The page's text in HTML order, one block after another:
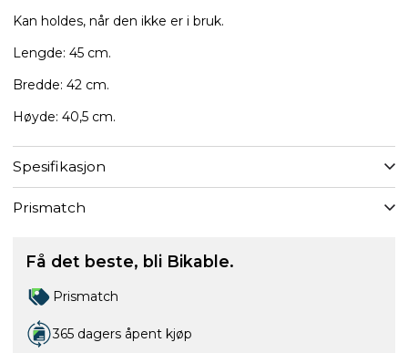
Kan holdes, når den ikke er i bruk.
Lengde: 45 cm.
Bredde: 42 cm.
Høyde: 40,5 cm.
Spesifikasjon
Prismatch
Få det beste, bli Bikable.
Prismatch
365 dagers åpent kjøp